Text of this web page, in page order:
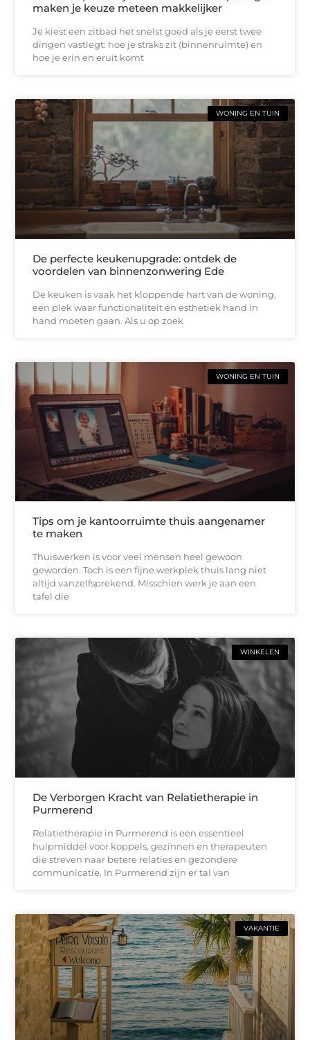
maken je keuze meteen makkelijker
Je kiest een zitbad het snelst goed als je eerst twee
dingen vastlegt: hoe je straks zit (binnenruimte) en
hoe je erin en eruit komt
WONING EN TUIN
De perfecte keukenupgrade: ontdek de
voordelen van binnenzonwering Ede
De keuken is vaak het kloppende hart van de woning,
een plek waar functionaliteit en esthetiek hand in
hand moeten gaan. Als u op zoek
WONING EN TUIN
Tips om je kantoorruimte thuis aangenamer
te maken
Thuiswerken is voor veel mensen heel gewoon
geworden. Toch is een fijne werkplek thuis lang niet
altijd vanzelfsprekend. Misschien werk je aan een
tafel die
WINKELEN
De Verborgen Kracht van Relatietherapie in
Purmerend
Relatietherapie in Purmerend is een essentieel
hulpmiddel voor koppels, gezinnen en therapeuten
die streven naar betere relaties en gezondere
communicatie. In Purmerend zijn er tal van
VAKANTIE